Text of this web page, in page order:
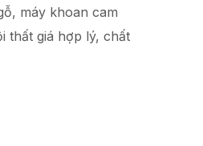
máy khoan cam
thất giá hợp lý, chất